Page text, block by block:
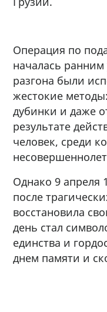
Операция по
началась
разгона были
жестокие
дубинки и даже
результате
человек, среди
Однако 9 апреля
после
восстановила
день стал
единства и
днем памяти и